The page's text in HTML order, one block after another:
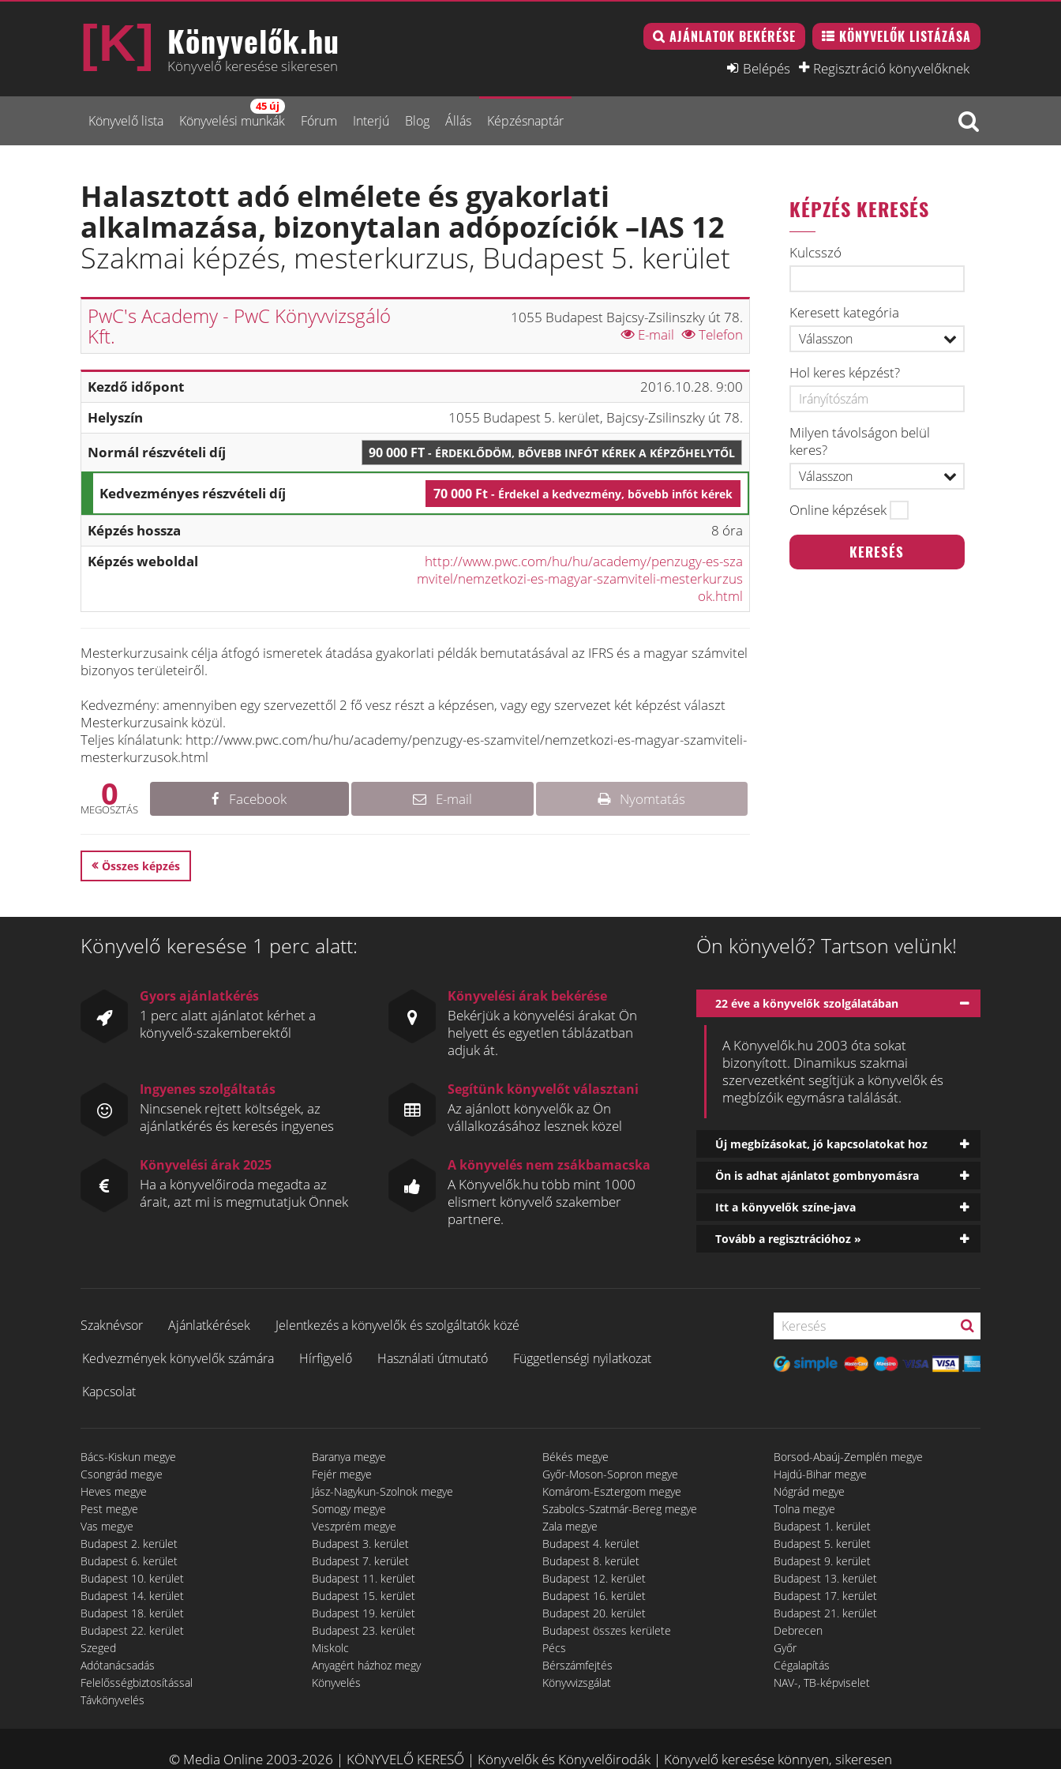
Könyvelők.hu
Könyvelő keresése sikeresen
AJÁNLATOK BEKÉRÉSE KÖNYVELŐK LISTÁZÁSA
Belépés Regisztráció könyvelőknek
Könyvelő lista Könyvelési munkák
45 új
Fórum Interjú Blog Állás Képzésnaptár
Halasztott adó elmélete és gyakorlati
alkalmazása, bizonytalan adópozíciók –IAS 12
Szakmai képzés, mesterkurzus, Budapest 5. kerület
PwC's Academy - PwC Könyvvizsgáló
Kft.
1055 Budapest Bajcsy-Zsilinszky út 78.
E-mail
Telefon
Kezdő időpont
2016.10.28. 9:00
Helyszín
1055 Budapest 5. kerület, Bajcsy-Zsilinszky út 78.
Normál részvételi díj
90 000 FT- ÉRDEKLŐDÖM, BŐVEBB INFÓT KÉREK A KÉPZŐHELYTŐL
Kedvezményes részvételi díj 70 000 Ft- Érdekel a kedvezmény, bővebb infót kérek
Képzés hossza
8 óra
Képzés weboldal
http://www.pwc.com/hu/hu/academy/penzugy-es-sza
mvitel/nemzetkozi-es-magyar-szamviteli-mesterkurzus
ok.html
Mesterkurzusaink célja átfogó ismeretek átadása gyakorlati példák bemutatásával az IFRS és a magyar számvitel
bizonyos területeiről.
Kedvezmény: amennyiben egy szervezettől 2 fő vesz részt a képzésen, vagy egy szervezet két képzést választ
Mesterkurzusaink közül.
Teljes kínálatunk: http://www.pwc.com/hu/hu/academy/penzugy-es-szamvitel/nemzetkozi-es-magyar-szamviteli-
mesterkurzusok.html
0
MEGOSZTÁS
Facebook E-mail Nyomtatás
Összes képzés
KÉPZÉS KERESÉS
Kulcsszó
Keresett kategória
Hol keres képzést?
Milyen távolságon belül
keres?
Online képzések
Könyvelő keresése 1 perc alatt:
Gyors ajánlatkérés
1 perc alatt ajánlatot kérhet a
könyvelő-szakemberektől
Könyvelési árak bekérése
Bekérjük a könyvelési árakat Ön
helyett és egyetlen táblázatban
adjuk át.
Ingyenes szolgáltatás
Nincsenek rejtett költségek, az
ajánlatkérés és keresés ingyenes
Segítünk könyvelőt választani
Az ajánlott könyvelők az Ön
vállalkozásához lesznek közel
Könyvelési árak 2025
Ha a könyvelőiroda megadta az
árait, azt mi is megmutatjuk Önnek
A könyvelés nem zsákbamacska
A Könyvelők.hu több mint 1000
elismert könyvelő szakember
partnere.
Ön könyvelő? Tartson velünk!
22 éve a könyvelők szolgálatában
A Könyvelők.hu 2003 óta sokat
bizonyított. Dinamikus szakmai
szervezetként segítjük a könyvelők és
megbízóik egymásra találását.
Új megbízásokat, jó kapcsolatokat hoz
Ön is adhat ajánlatot gombnyomásra
Itt a könyvelők színe-java
Tovább a regisztrációhoz »
Szaknévsor Ajánlatkérések
Jelentkezés a könyvelők és szolgáltatók közé
Kedvezmények könyvelők számára
Hírfigyelő Használati útmutató
Függetlenségi nyilatkozat
Kapcsolat
Bács-Kiskun megye Baranya megye Békés megye
Borsod-Abaúj-Zemplén megye
Csongrád megye
Fejér megye Győr-Moson-Sopron megye
Hajdú-Bihar megye
Heves megye
Jász-Nagykun-Szolnok megye Komárom-Esztergom megye
Nógrád megye
Pest megye
Somogy megye Szabolcs-Szatmár-Bereg megye
Tolna megye
Vas megye
Veszprém megye Zala megye
Budapest 1. kerület
Budapest 2. kerület
Budapest 3. kerület Budapest 4. kerület
Budapest 5. kerület
Budapest 6. kerület
Budapest 7. kerület Budapest 8. kerület
Budapest 9. kerület
Budapest 10. kerület
Budapest 11. kerület Budapest 12. kerület
Budapest 13. kerület
Budapest 14. kerület
Budapest 15. kerület Budapest 16. kerület
Budapest 17. kerület
Budapest 18. kerület
Budapest 19. kerület Budapest 20. kerület
Budapest 21. kerület
Budapest 22. kerület
Budapest 23. kerület Budapest összes kerülete
Debrecen
Szeged
Miskolc Pécs
Győr
Adótanácsadás
Anyagért házhoz megy Bérszámfejtés
Cégalapítás
Felelősségbiztosítással
Könyvelés Könyvvizsgálat
NAV-, TB-képviselet
Távkönyvelés
© Media Online 2003-2026 | KÖNYVELŐ KERESŐ | Könyvelők és Könyvelőirodák | Könyvelő keresése könnyen, sikeresen